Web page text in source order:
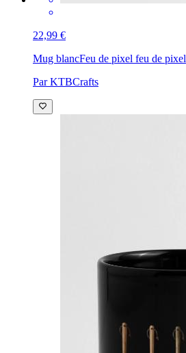
22,99 €
Mug blancFeu de pixel feu de pixel
Par KTBCrafts